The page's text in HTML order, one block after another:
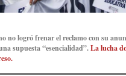
no logró frenar el reclamo con su
supuesta “esencialidad”.La lucha